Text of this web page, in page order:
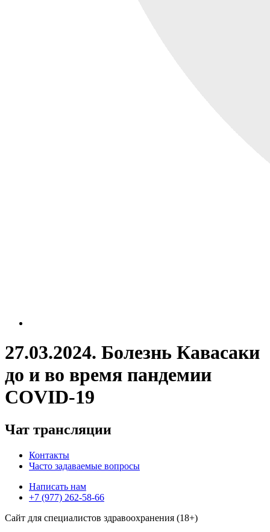
27.03.2024. Болезнь Кавасаки
до и во время пандемии
COVID-19
Чат трансляции
Контакты
Часто задаваемые вопросы
Написать нам
+7 (977) 262-58-66
Сайт для специалистов здравоохранения (18+)